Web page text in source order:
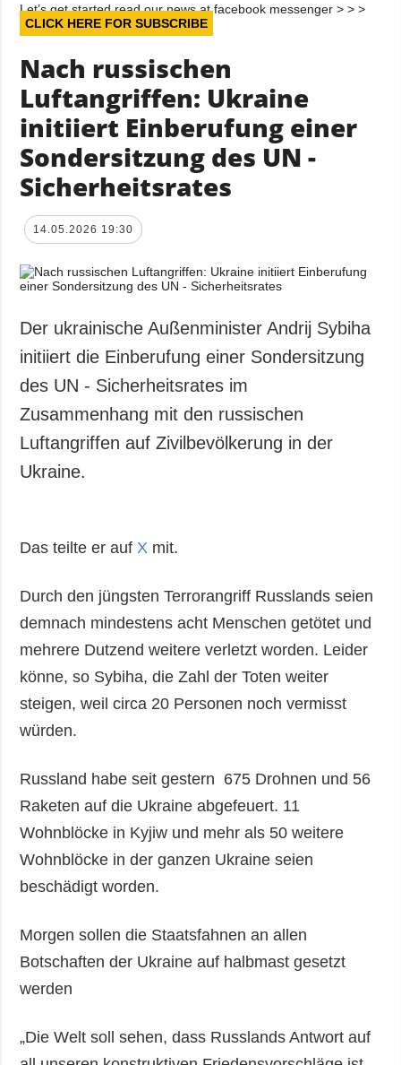
Let’s get started read our news at facebook messenger > > >
CLICK HERE FOR SUBSCRIBE
Nach russischen
Luftangriffen: Ukraine
initiiert Einberufung einer
Sondersitzung des UN -
Sicherheitsrates
14.05.2026 19:30
Der ukrainische Außenminister Andrij Sybiha
initiiert die Einberufung einer Sondersitzung
des UN - Sicherheitsrates im
Zusammenhang mit den russischen
Luftangriffen auf Zivilbevölkerung in der
Ukraine.
Das teilte er auf X mit.
Durch den jüngsten Terrorangriff Russlands seien
demnach mindestens acht Menschen getötet und
mehrere Dutzend weitere verletzt worden. Leider
könne, so Sybiha, die Zahl der Toten weiter
steigen, weil circa 20 Personen noch vermisst
würden.
Russland habe seit gestern 675 Drohnen und 56
Raketen auf die Ukraine abgefeuert. 11
Wohnblöcke in Kyjiw und mehr als 50 weitere
Wohnblöcke in der ganzen Ukraine seien
beschädigt worden.
Morgen sollen die Staatsfahnen an allen
Botschaften der Ukraine auf halbmast gesetzt
werden
„Die Welt soll sehen, dass Russlands Antwort auf